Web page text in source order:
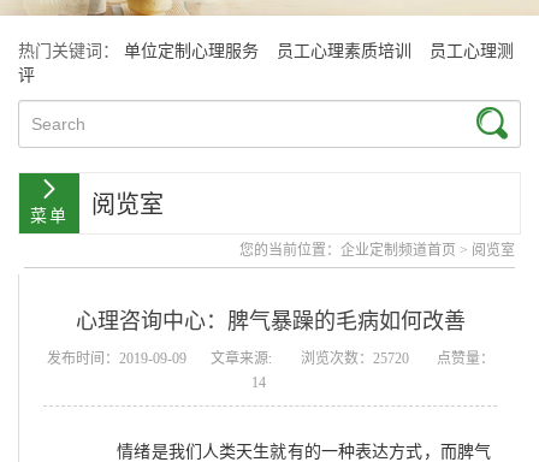
热门关键词： 单位定制心理服务 员工心理素质培训
员工心理测
评
阅览室
您的当前位置： 企业定制频道首页 > 阅览室
心理咨询中心：脾气暴躁的毛病如何改善
发布时间：2019-09-09 文章来源: 浏览次数：25720
点赞量：
14
情绪是我们人类天生就有的一种表达方式，而脾气